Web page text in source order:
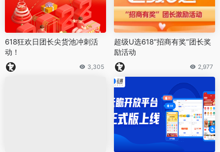
618狂欢日团长尖货池冲刺活
动！
3,305
超级U选618“招商有奖”团长奖
励活动
2,977